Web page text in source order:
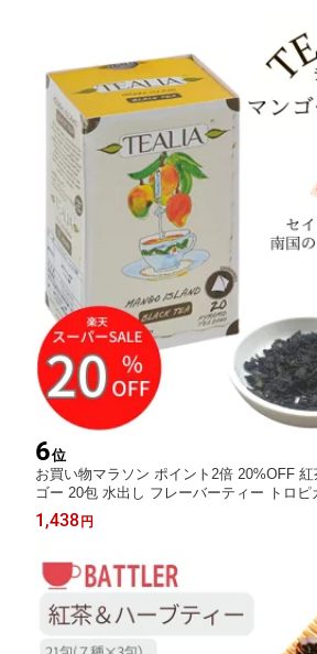
6位
お買い物マラソン ポイント2倍 20%OFF
ゴー 20包 水出し フレーバーティー トロ
日 引越し 人気 甘くない 紅茶専門店 無糖
ト プレゼント セイロンティースリランカ
1,438円